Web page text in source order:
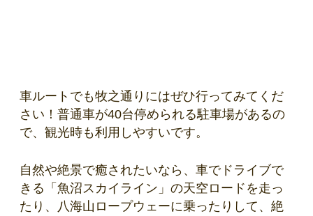
車ルートでも牧之通りにはぜひ行ってみてくだ
さい！普通車が40台停められる駐車場があるの
で、観光時も利用しやすいです。
自然や絶景で癒されたいなら、車でドライブで
きる「魚沼スカイライン」の天空ロードを走っ
たり、八海山ロープウェーに乗ったりして、絶